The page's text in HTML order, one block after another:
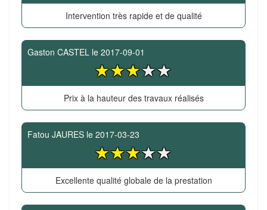
Intervention très rapide et de qualité
Gaston CASTEL le 2017-09-01
Prix à la hauteur des travaux réalisés
Fatou JAURES le 2017-03-23
Excellente qualité globale de la prestation